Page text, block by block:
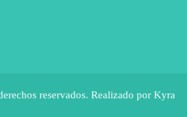
reservados. Realizado por Kyra